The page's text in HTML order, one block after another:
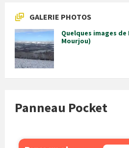
GALERIE PHOTOS
Quelques images
Mourjou)
Panneau Pocket